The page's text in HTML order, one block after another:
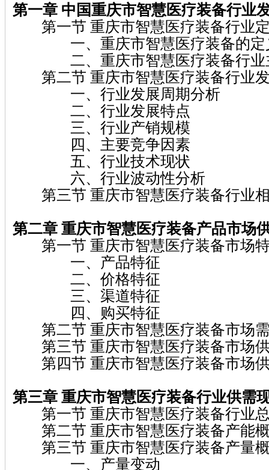
第一章 中国重庆市智慧医疗装备行业
第一节 重庆市智慧医疗装备行业
一、重庆市智慧医疗装备的定
二、重庆市智慧医疗装备行业
第二节 重庆市智慧医疗装备行业
一、行业发展周期分析
二、行业发展特点
三、行业产销规模
四、主要竞争因素
五、行业技术现状
六、行业波动性分析
第三节 重庆市智慧医疗装备行业
第二章 重庆市智慧医疗装备产品市场
第一节 重庆市智慧医疗装备市场
一、产品特征
二、价格特征
三、渠道特征
四、购买特征
第二节 重庆市智慧医疗装备市场
第三节 重庆市智慧医疗装备市场
第四节 重庆市智慧医疗装备市场
第三章 重庆市智慧医疗装备行业供需
第一节 重庆市智慧医疗装备行业
第二节 重庆市智慧医疗装备产能
第三节 重庆市智慧医疗装备产量
一、产量变动